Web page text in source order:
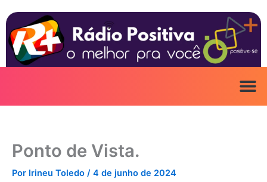
para
conteúdo
Ponto de Vista.
Por Irineu Toledo / 4 de junho de 2024